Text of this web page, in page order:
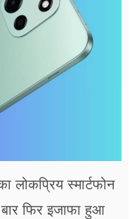
लोकप्रिय स्मार्टफोन
फिर इजाफा हुआ